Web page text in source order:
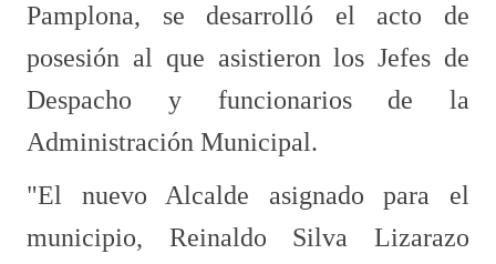
Pamplona, se desarrolló el acto de
posesión al que asistieron los Jefes de
Despacho y funcionarios de la
Administración Municipal.
"El nuevo Alcalde asignado para el
municipio, Reinaldo Silva Lizarazo